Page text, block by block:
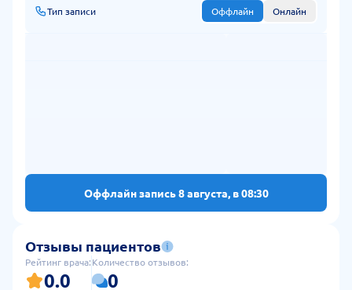
Тип записи Оффлайн Онлайн
Оффлайн запись 8 августа, в 08:30
Отзывы пациентов
Рейтинг врача:
0.0
Количество отзывов:
0